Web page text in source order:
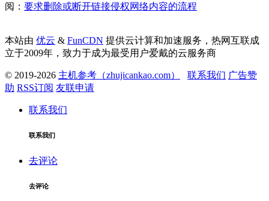
阅： 要求删除或断开链接侵权网络内容的流程
本站由 优云 & FunCDN 提供云计算和加速服务，热网互联成
立于2009年，致力于成为最受用户爱戴的云服务商
© 2019-2026 主机参考（zhujicankao.com） 联系我们 广告赞
助 RSS订阅 友联申请
联系我们
联系我们
去评论
去评论